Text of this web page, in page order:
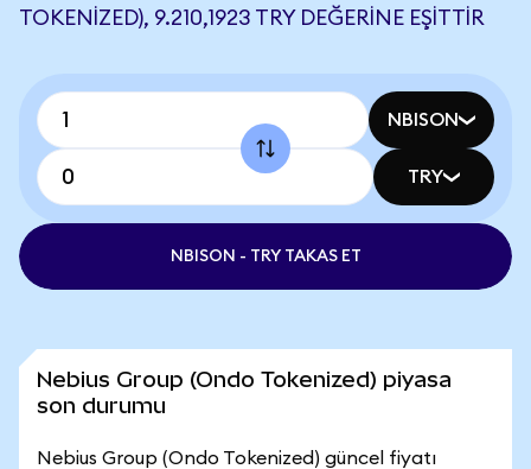
TOKENIZED), 9.210,1923 TRY DEĞERINE EŞITTIR
NBISON
TRY
NBISON - TRY TAKAS ET
Nebius Group (Ondo Tokenized) piyasa
son durumu
Nebius Group (Ondo Tokenized) güncel fiyatı